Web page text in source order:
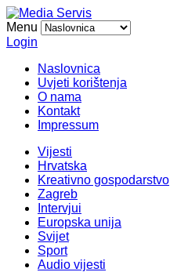
Menu
Login
Naslovnica
Uvjeti korištenja
O nama
Kontakt
Impressum
Vijesti
Hrvatska
Kreativno gospodarstvo
Zagreb
Intervjui
Europska unija
Svijet
Sport
Audio vijesti